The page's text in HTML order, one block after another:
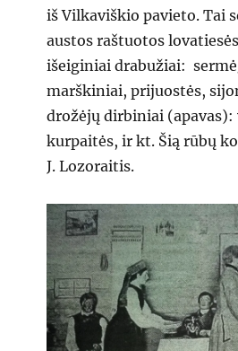
iš Vilkaviškio pavieto. Tai
austos raštuotos
išeiginiai drabužiai:
marškiniai, prijuostės,
drožėjų dirbiniai (apavas):
kurpaitės, ir kt. Šią rūbų
J. Lozoraitis.